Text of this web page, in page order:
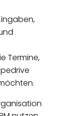
Termine,